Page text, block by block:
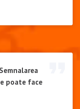
poate face